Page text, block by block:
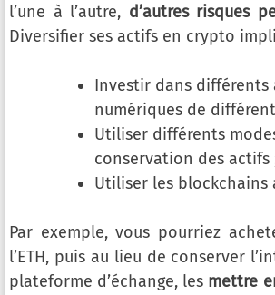
l’une à l’autre, d’autres risques
Diversifier ses actifs en crypto
Investir dans différents
numériques de
Utiliser différents
conservation des actifs
Utiliser les blockchains
Par exemple, vous pourriez
l’ETH, puis au lieu de conserver
plateforme d’échange, les mettre